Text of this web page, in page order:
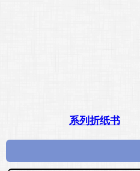
系列折纸书